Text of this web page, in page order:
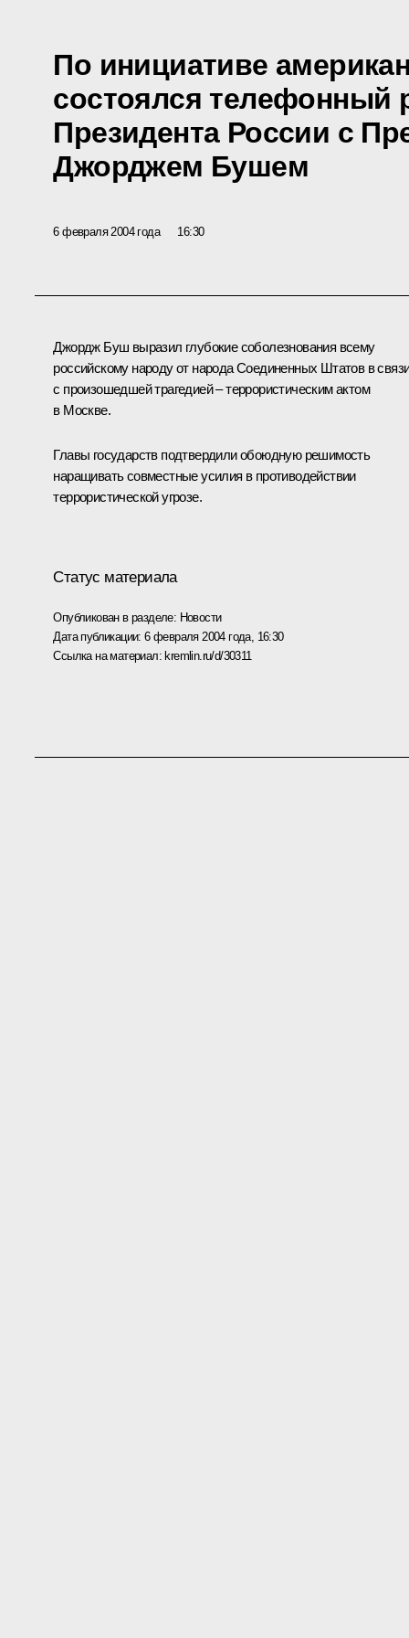
По инициативе
состоялся телефонный
Президента России с
Джорджем Бушем
6 февраля 2004 года 16:30
Джордж Буш выразил глубокие соболезнования всему
российскому народу от народа Соединенных Штатов в
с произошедшей трагедией – террористическим актом
в Москве.
Главы государств подтвердили обоюдную решимость
наращивать совместные усилия в противодействии
террористической угрозе.
Статус материала
Опубликован в разделе: Новости
Дата публикации:6 февраля 2004 года, 16:30
Ссылка на материал:kremlin.ru/d/30311